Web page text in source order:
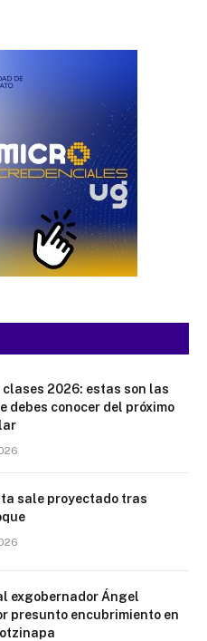
clases 2026: estas son las
debes conocer del próximo
sale proyectado tras
exgobernador Ángel
presunto encubrimiento en